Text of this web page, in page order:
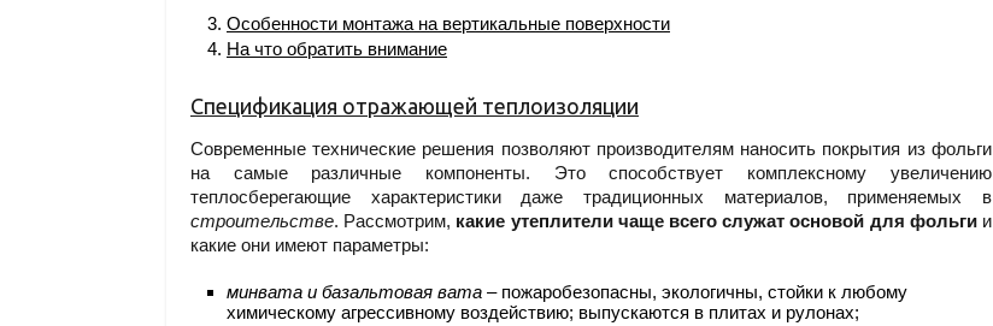
Особенности монтажа на вертикальные поверхности
На что обратить внимание
Спецификация отражающей теплоизоляции
Современные технические решения позволяют производителям наносить покрытия из фольги
на самые различные компоненты. Это способствует комплексному увеличению
теплосберегающие характеристики даже традиционных материалов, применяемых в
строительстве. Рассмотрим, какие утеплители чаще всего служат основой для фольгии
какие они имеют параметры:
минвата и базальтовая вата – пожаробезопасны, экологичны, стойки к любому
химическому агрессивному воздействию; выпускаются в плитах и рулонах;